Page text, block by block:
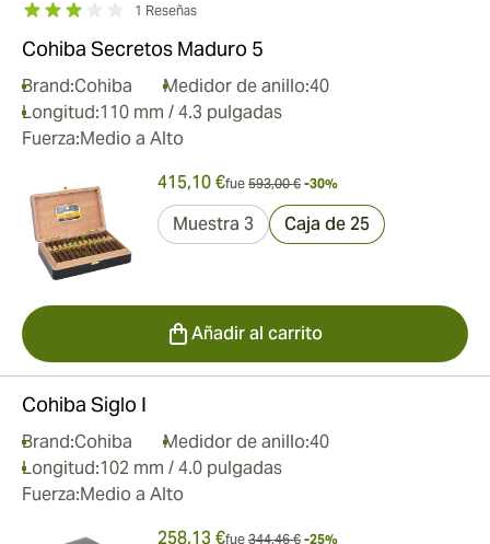
1 Reseñas
Cohiba Secretos Maduro 5
Brand:Cohiba Medidor de anillo:40
Longitud:110 mm / 4.3 pulgadas
Fuerza:Medio a Alto
415,10 €fue 593,00 € -30%
Muestra 3 Caja de 25
Añadir al carrito
Cohiba Siglo I
Brand:Cohiba Medidor de anillo:40
Longitud:102 mm / 4.0 pulgadas
Fuerza:Medio a Alto
258,13 €fue 344,46 € -25%